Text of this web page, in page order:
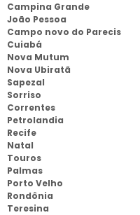
Campina Grande
João Pessoa
Campo novo do Parecis
Cuiabá
Nova Mutum
Nova Ubiratã
Sapezal
Sorriso
Correntes
Petrolandia
Recife
Natal
Touros
Palmas
Porto Velho
Rondônia
Teresina